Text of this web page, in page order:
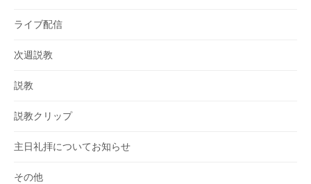
ライブ配信
次週説教
説教
説教クリップ
主日礼拝についてお知らせ
その他